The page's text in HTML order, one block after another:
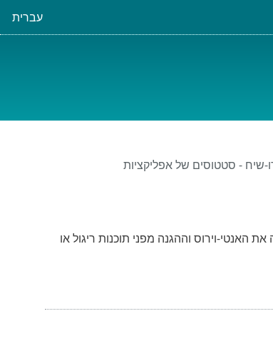
עברית
שיח - סטטוסים של אפליקציות
וירוס וההגנה מפני תוכנות ריגול או